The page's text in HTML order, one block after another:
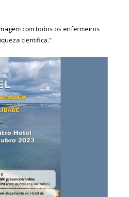
com todos os enfermeiros
cientifica."